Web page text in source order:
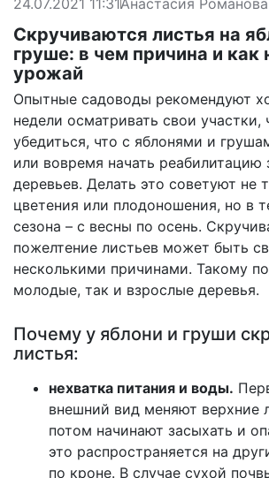
Скручиваются листья на
груше: в чем причина и как
урожай
Опытные садоводы рекомендуют
недели осматривать свои участки,
убедиться, что с яблонями и
или вовремя начать реабилитацию
деревьев. Делать это советуют не
цветения или плодоношения, но в
сезона – с весны по осень.
пожелтение листьев может быть
несколькими причинами. Такому
молодые, так и взрослые деревья.
Почему у яблони и груши
листья:
нехватка питания и воды.
внешний вид меняют верхние
потом начинают засыхать и
это распространяется на
по кроне. В случае сухой